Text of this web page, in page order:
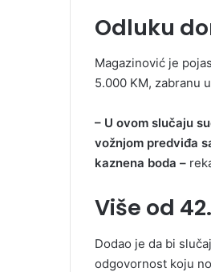
Odluku
Magazinović je
5.000 KM, zabranu
– U ovom slučaju
vožnjom predviđa
kaznena boda –
Više od
Dodao je da bi
odgovornost koju